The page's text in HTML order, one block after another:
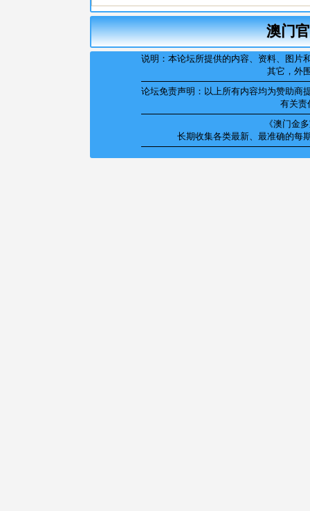
澳门
说明：本论坛所提供的内容、资料、图
其它，外
论坛免责声明：以上所有内容均为赞助商
有关责
《澳门金
长期收集各类最新、最准确的每